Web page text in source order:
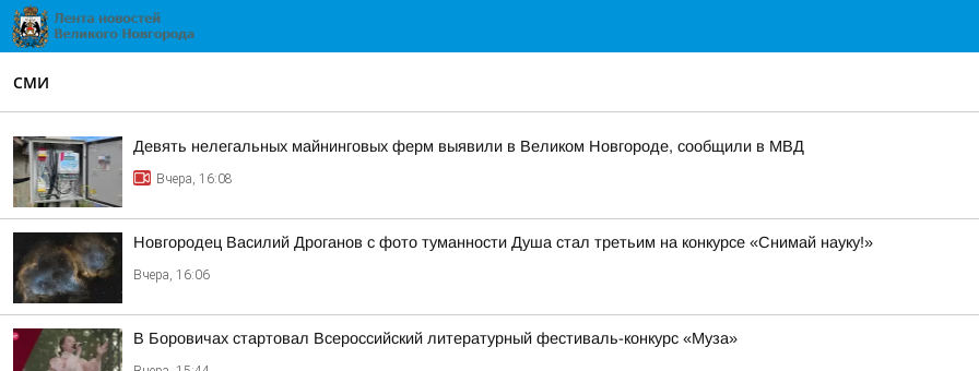
СМИ
Девять нелегальных майнинговых ферм выявили в Великом Новгороде, сообщили в МВД
Вчера, 16:08
Новгородец Василий Дроганов с фото туманности Душа стал третьим на конкурсе «Снимай науку!»
Вчера, 16:06
В Боровичах стартовал Всероссийский литературный фестиваль-конкурс «Муза»